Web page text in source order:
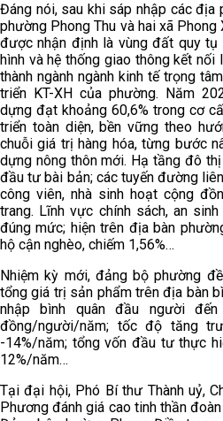
Đáng nói, sau khi sáp nhập các
phường Phong Thu và hai xã
được nhận định là vùng đất quy
hình và hệ thống giao thông kết nối
thành ngành ngành kinh tế trọng
triển KT-XH của phường. Năm
dựng đạt khoảng 60,6% trong cơ
triển toàn diện, bền vững theo
chuỗi giá trị hàng hóa, từng bước
dựng nông thôn mới. Hạ tầng đô
đầu tư bài bản; các tuyến đường
công viên, nhà sinh hoạt cộng
trang. Lĩnh vực chính sách, an
đúng mức; hiện trên địa bàn
hộ cận nghèo, chiếm 1,56%…
Nhiệm kỳ mới, đảng bộ phường
tổng giá trị sản phẩm trên địa bàn
nhập bình quân đầu người
đồng/người/năm; tốc độ tăng
-14%/năm; tổng vốn đầu tư thực
12%/năm…
Tại đại hội, Phó Bí thư Thành uỷ,
Phương đánh giá cao tinh thần